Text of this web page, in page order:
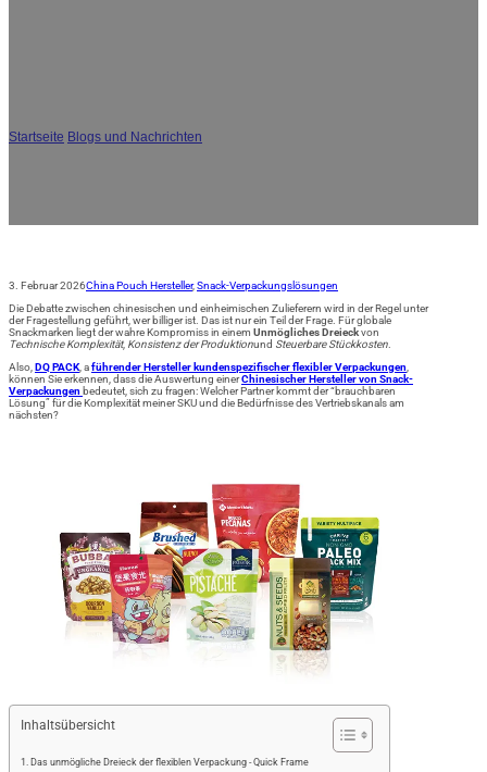
Startseite Blogs und Nachrichten
3. Februar 2026China Pouch Hersteller,Snack-Verpackungslösungen
Die Debatte zwischen chinesischen und einheimischen Zulieferern wird in der Regel unter
der Fragestellung geführt, wer billiger ist. Das ist nur ein Teil der Frage. Für globale
Snackmarken liegt der wahre Kompromiss in einem Unmögliches Dreieckvon
Technische Komplexität, Konsistenz der Produktionund Steuerbare Stückkosten
Also, DQ PACK , aführender Hersteller kundenspezifischer flexibler Verpackungen
können Sie erkennen, dass die Auswertung einerChinesischer Hersteller von Snack-
Verpackungen bedeutet, sich zu fragen: Welcher Partner kommt der “brauchbaren
Lösung” für die Komplexität meiner SKU und die Bedürfnisse des Vertriebskanals am
nächsten?
Inhaltsübersicht
Das unmögliche Dreieck der flexiblen Verpackung - Quick Frame